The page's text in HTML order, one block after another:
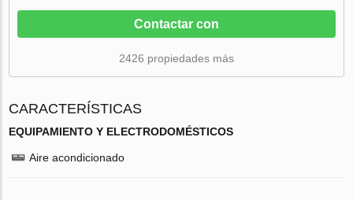
Contactar con
2426 propiedades más
CARACTERÍSTICAS
EQUIPAMIENTO Y ELECTRODOMÉSTICOS
Aire acondicionado